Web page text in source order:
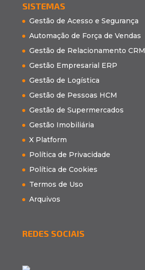
SISTEMAS
Gestão de Acesso e Segurança
Automação de Força de Vendas
Gestão de Relacionamento CRM
Gestão Empresarial ERP
Gestão de Logística
Gestão de Pessoas HCM
Gestão de Supermercados
Gestão Imobiliária
X Platform
Política de Privacidade
Política de Cookies
Termos de Uso
Arquivos
REDES SOCIAIS